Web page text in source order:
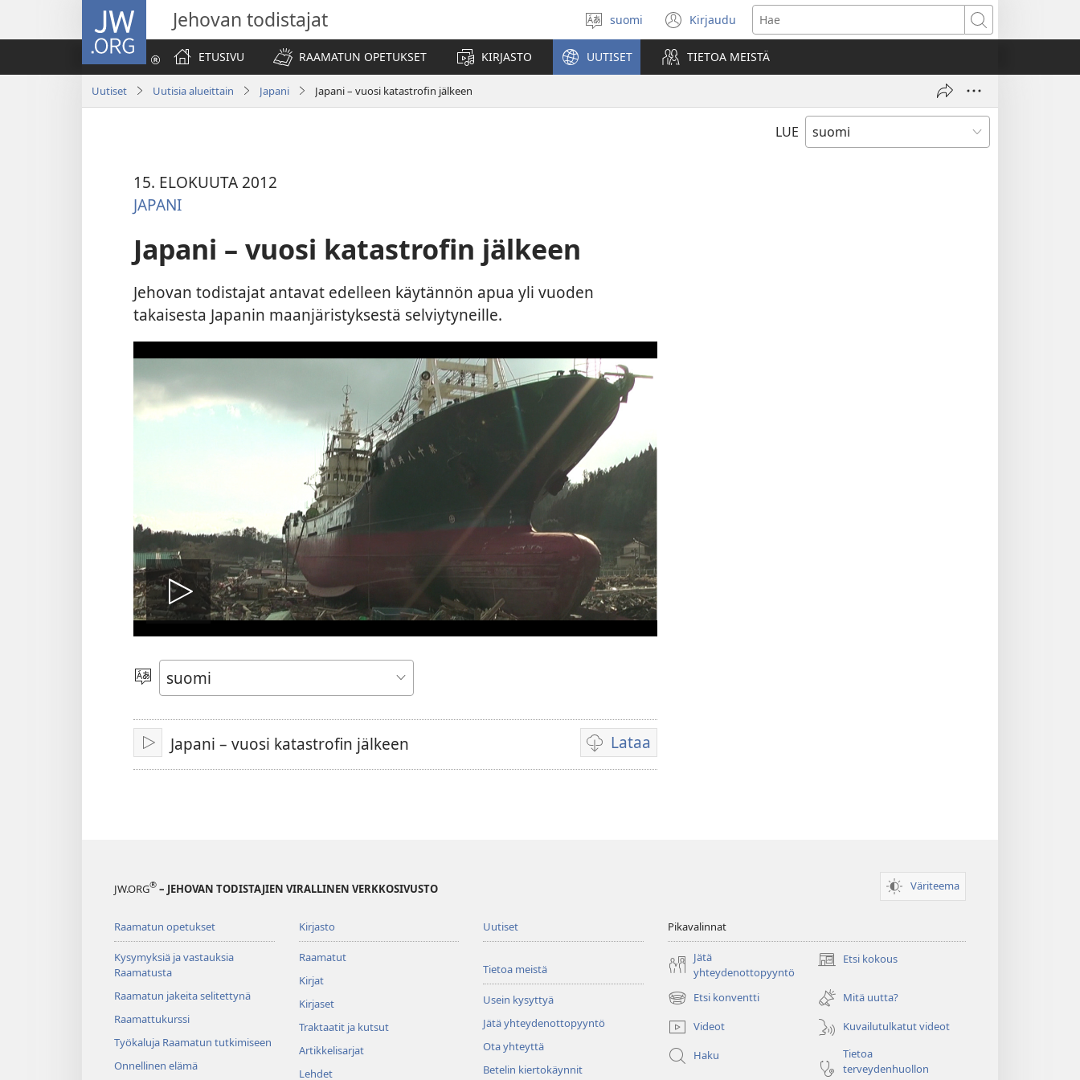
JW.ORG Jehovan todistajat
Valitse
kieli
suomi Kirjaudu
(avaa
uuden
ikkunan)
Hae
ETUSIVU
RAAMATUN OPETUKSET KIRJASTO UUTISET TIETOA MEISTÄ
Uutiset Uutisia alueittain Japani Japani – vuosi katastrofin jälkeen
LUE
15. ELOKUUTA 2012
JAPANI
Japani – vuosi katastrofin jälkeen
Jehovan todistajat antavat edelleen käytännön apua yli vuoden
takaisesta Japanin maanjäristyksestä selviytyneille.
Toista
video
Valitse
kieli
ToistaJapani – vuosi katastrofin jälkeen Lataa
Videoiden
latausvaihtoehdot
JW.ORG® – JEHOVAN TODISTAJIEN VIRALLINEN VERKKOSIVUSTO Väriteema
Raamatun opetukset
Kysymyksiä ja vastauksia
Raamatusta
Raamatun jakeita selitettynä
Raamattukurssi
Työkaluja Raamatun tutkimiseen
Onnellinen elämä
Kirjasto
Raamatut
Kirjat
Kirjaset
Traktaatit ja kutsut
Artikkelisarjat
Lehdet
Uutiset
Tietoa meistä
Usein kysyttyä
Jätä yhteydenottopyyntö
Ota yhteyttä
Betelin kiertokäynnit
Pikavalinnat
Jätä
yhteydenottopyyntö
Etsi kokous
(avaa
ikkunan)
Etsi konventti
(avaa
uuden
ikkunan)
Mitä uutta?
Videot
Kuvailutulkatut videot
Haku
Tietoa
terveydenhuollon